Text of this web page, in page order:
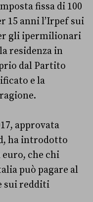
fissa di 100
15 anni l’Irpef sui
gli ipermilionari
residenza in
dal Partito
e la
approvata
ha introdotto
euro, che chi
può pagare al
sui redditi